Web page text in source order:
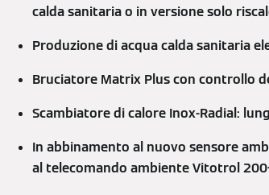
calda sanitaria o in versione solo
Produzione di acqua calda sanitaria
Bruciatore Matrix Plus con controllo
Scambiatore di calore Inox-Radial:
In abbinamento al nuovo sensore
al telecomando ambiente Vitotrol